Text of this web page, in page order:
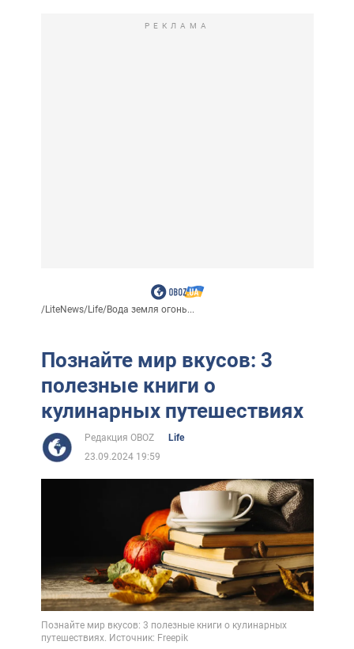
РЕКЛАМА
/LiteNews/Life/Вода земля огонь...
Познайте мир вкусов: 3
полезные книги о
кулинарных путешествиях
Редакция OBOZ
Life
23.09.2024 19:59
Познайте мир вкусов: 3 полезные книги о кулинарных
путешествиях. Источник: Freepik